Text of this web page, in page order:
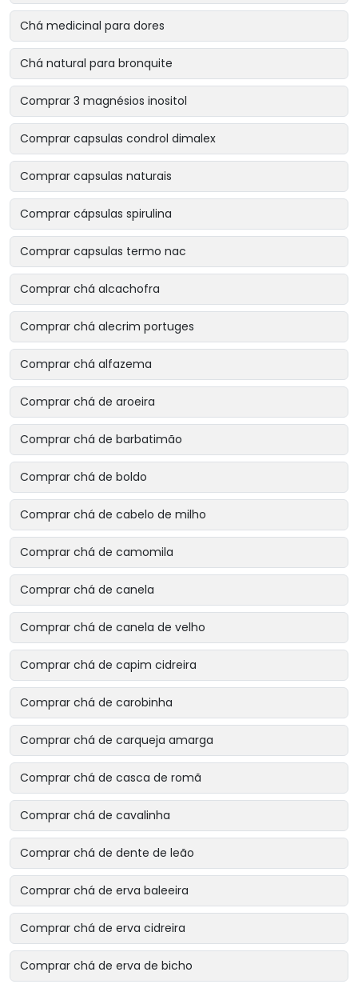
Chá medicinal para dores
Chá natural para bronquite
Comprar 3 magnésios inositol
Comprar capsulas condrol dimalex
Comprar capsulas naturais
Comprar cápsulas spirulina
Comprar capsulas termo nac
Comprar chá alcachofra
Comprar chá alecrim portuges
Comprar chá alfazema
Comprar chá de aroeira
Comprar chá de barbatimão
Comprar chá de boldo
Comprar chá de cabelo de milho
Comprar chá de camomila
Comprar chá de canela
Comprar chá de canela de velho
Comprar chá de capim cidreira
Comprar chá de carobinha
Comprar chá de carqueja amarga
Comprar chá de casca de romã
Comprar chá de cavalinha
Comprar chá de dente de leão
Comprar chá de erva baleeira
Comprar chá de erva cidreira
Comprar chá de erva de bicho